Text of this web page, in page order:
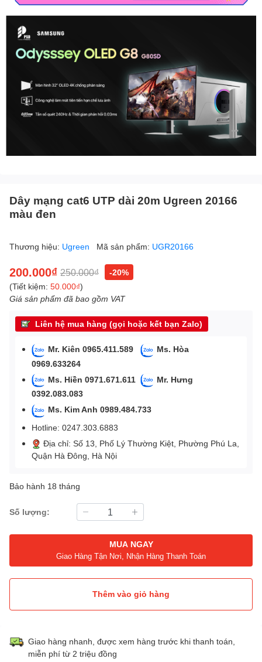
Dây mạng cat6 UTP dài 20m Ugreen 20166
màu đen
Thương hiệu: Ugreen Mã sản phẩm: UGR20166
200.000₫ 250.000₫
-20%
(Tiết kiệm: 50.000₫)
Giá sản phẩm đã bao gồm VAT
Liên hệ mua hàng (gọi hoặc kết bạn Zalo)
Mr. Kiên 0965.411.589
Ms. Hòa
0969.633264
Ms. Hiền 0971.671.611
Mr. Hưng
0392.083.083
Ms. Kim Anh 0989.484.733
Hotline: 0247.303.6883
Địa chỉ: Số 13, Phố Lý Thường Kiệt, Phường Phú La,
Quận Hà Đông, Hà Nội
Bảo hành 18 tháng
Số lượng:
MUA NGAY
Giao Hàng Tận Nơi, Nhận Hàng Thanh Toán
Thêm vào giỏ hàng
Giao hàng nhanh, được xem hàng trước khi thanh toán,
miễn phí từ 2 triệu đồng